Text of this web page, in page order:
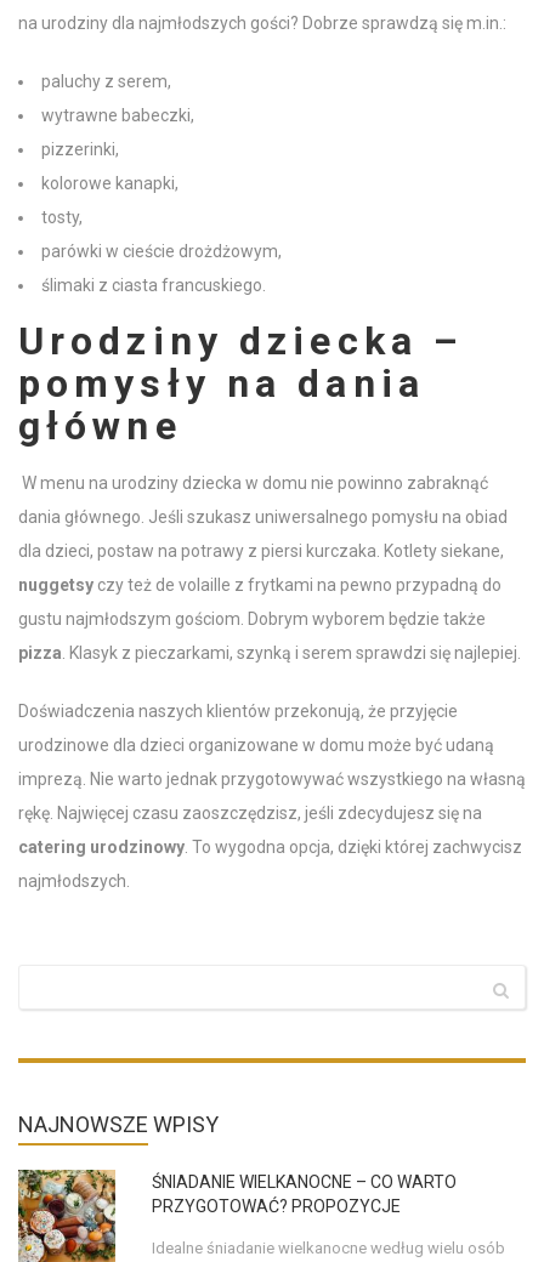
na urodziny dla najmłodszych gości? Dobrze sprawdzą się m.in.:
paluchy z serem,
wytrawne babeczki,
pizzerinki,
kolorowe kanapki,
tosty,
parówki w cieście drożdżowym,
ślimaki z ciasta francuskiego.
Urodziny dziecka –
pomysły na dania
główne
Wmenu na urodziny dziecka w domu nie powinno zabraknąć
dania głównego. Jeśli szukasz uniwersalnego pomysłu na obiad
dla dzieci, postaw na potrawy z piersi kurczaka. Kotlety siekane,
nuggetsy czy też de volaille z frytkami na pewno przypadną do
gustu najmłodszym gościom. Dobrym wyborem będzie także
pizza. Klasyk z pieczarkami, szynką i serem sprawdzi się najlepiej.
Doświadczenia naszych klientów przekonują, że przyjęcie
urodzinowe dla dzieci organizowane w domu może byćudaną
imprezą. Nie warto jednak przygotowywać wszystkiego na własną
rękę. Najwięcej czasu zaoszczędzisz, jeśli zdecydujesz się na
catering urodzinowy. To wygodna opcja, dzięki której zachwycisz
najmłodszych.
NAJNOWSZE WPISY
ŚNIADANIE WIELKANOCNE – CO WARTO
PRZYGOTOWAĆ? PROPOZYCJE
Idealne śniadanie wielkanocne według wielu osób